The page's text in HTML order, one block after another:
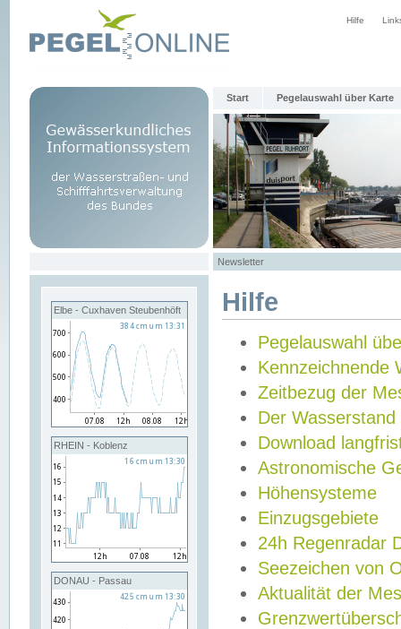
Hilfe
Start Pegelauswahl über Karte
Newsletter
Elbe - Cuxhaven Steubenhöft
RHEIN - Koblenz
DONAU - Passau
Hilfe
Pegelauswahl
Kennzeichnende
Zeitbezug der
Der Wasserstand
Download
Astronomische
Höhensysteme
Einzugsgebiete
24h Regenradar
Seezeichen von
Aktualität der